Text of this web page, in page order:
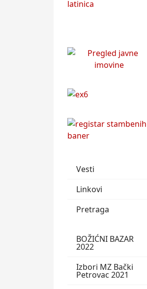
Vesti
Linkovi
Pretraga
BOŽIĆNI BAZAR
2022
Izbori MZ Bački
Petrovac 2021